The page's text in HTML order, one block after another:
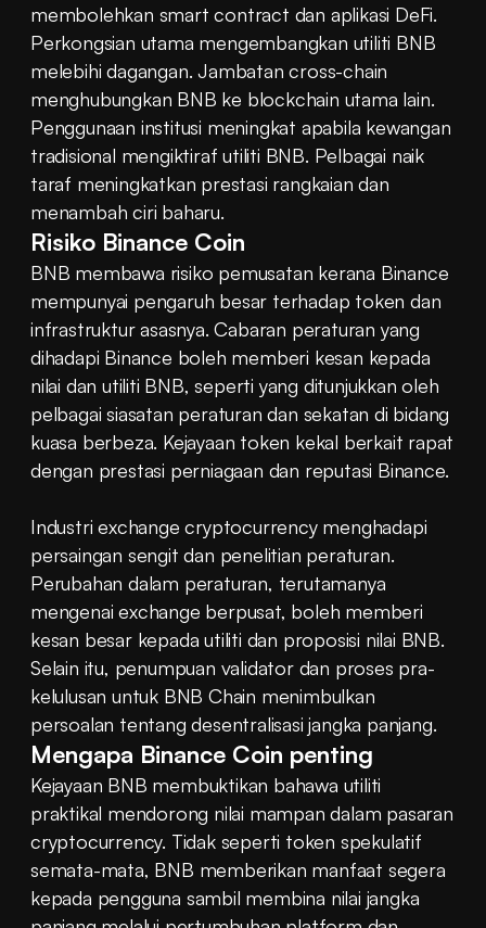
membolehkan smart contract dan aplikasi DeFi.
Perkongsian utama mengembangkan utiliti BNB
melebihi dagangan. Jambatan cross-chain
menghubungkan BNB ke blockchain utama lain.
Penggunaan institusi meningkat apabila kewangan
tradisional mengiktiraf utiliti BNB. Pelbagai naik
taraf meningkatkan prestasi rangkaian dan
menambah ciri baharu.
Risiko Binance Coin
BNB membawa risiko pemusatan kerana Binance
mempunyai pengaruh besar terhadap token dan
infrastruktur asasnya. Cabaran peraturan yang
dihadapi Binance boleh memberi kesan kepada
nilai dan utiliti BNB, seperti yang ditunjukkan oleh
pelbagai siasatan peraturan dan sekatan di bidang
kuasa berbeza. Kejayaan token kekal berkait rapat
dengan prestasi perniagaan dan reputasi Binance.
Industri exchange cryptocurrency menghadapi
persaingan sengit dan penelitian peraturan.
Perubahan dalam peraturan, terutamanya
mengenai exchange berpusat, boleh memberi
kesan besar kepada utiliti dan proposisi nilai BNB.
Selain itu, penumpuan validator dan proses pra-
kelulusan untuk BNB Chain menimbulkan
persoalan tentang desentralisasi jangka panjang.
Mengapa Binance Coin penting
Kejayaan BNB membuktikan bahawa utiliti
praktikal mendorong nilai mampan dalam pasaran
cryptocurrency. Tidak seperti token spekulatif
semata-mata, BNB memberikan manfaat segera
kepada pengguna sambil membina nilai jangka